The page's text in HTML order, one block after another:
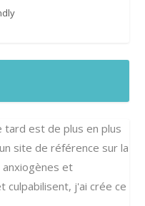
tard est de plus en plus
site de référence sur la
et
culpabilisent, j'ai crée ce